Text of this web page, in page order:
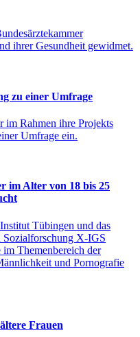
ihrer Gesundheit gewidmet.
zu einer Umfrage
im Rahmen ihre Projekts
Umfrage ein.
im Alter von 18 bis 25
Tübingen und das
Sozialforschung X-IGS
Themenbereich der
und Pornografie
Frauen